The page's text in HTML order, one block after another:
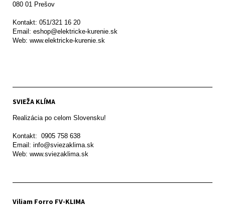
080 01 Prešov
Kontakt: 051/321 16 20
Email: eshop@elektricke-kurenie.sk
Web: www.elektricke-kurenie.sk
SVIEŽA KLÍMA
Realizácia po celom Slovensku!
Kontakt:  0905 758 638
Email: info@sviezaklima.sk
Web: www.sviezaklima.sk
Viliam Forro FV-KLIMA